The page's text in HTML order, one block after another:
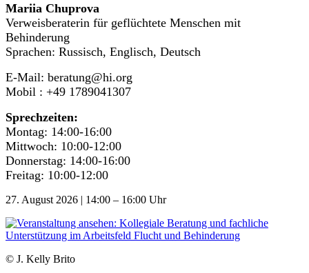
Mariia Chuprova
Verweisberaterin für geflüchtete Menschen mit
Behinderung
Sprachen: Russisch, Englisch, Deutsch
E-Mail: beratung@hi.org
Mobil : +49 1789041307
Sprechzeiten:
Montag: 14:00-16:00
Mittwoch: 10:00-12:00
Donnerstag: 14:00-16:00
Freitag: 10:00-12:00
27. August 2026 | 14:00 – 16:00 Uhr
© J. Kelly Brito